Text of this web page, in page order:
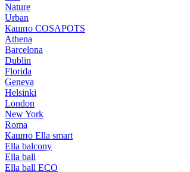
Nature
Urban
Кашпо COSAPOTS
Athena
Barcelona
Dublin
Florida
Geneva
Helsinki
London
New York
Roma
Кашпо Ella smart
Ella balcony
Ella ball
Ella ball ECO